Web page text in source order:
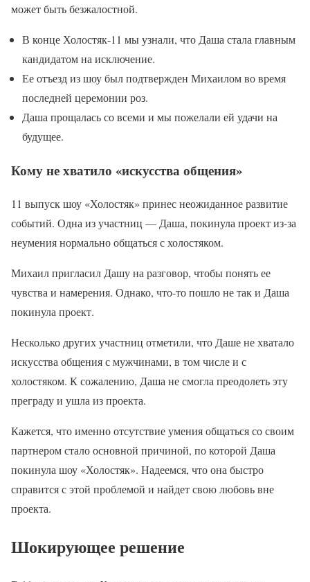
может быть безжалостной.
В конце Холостяк-11 мы узнали, что Даша стала главным
кандидатом на исключение.
Ее отъезд из шоу был подтвержден Михаилом во время
последней церемонии роз.
Даша прощалась со всеми и мы пожелали ей удачи на
будущее.
Кому не хватило «искусства общения»
11 выпуск шоу «Холостяк» принес неожиданное развитие
событий. Одна из участниц — Даша, покинула проект из-за
неумения нормально общаться с холостяком.
Михаил пригласил Дашу на разговор, чтобы понять ее
чувства и намерения. Однако, что-то пошло не так и Даша
покинула проект.
Несколько других участниц отметили, что Даше не хватало
искусства общения с мужчинами, в том числе и с
холостяком. К сожалению, Даша не смогла преодолеть эту
преграду и ушла из проекта.
Кажется, что именно отсутствие умения общаться со своим
партнером стало основной причиной, по которой Даша
покинула шоу «Холостяк». Надеемся, что она быстро
справится с этой проблемой и найдет свою любовь вне
проекта.
Шокирующее решение